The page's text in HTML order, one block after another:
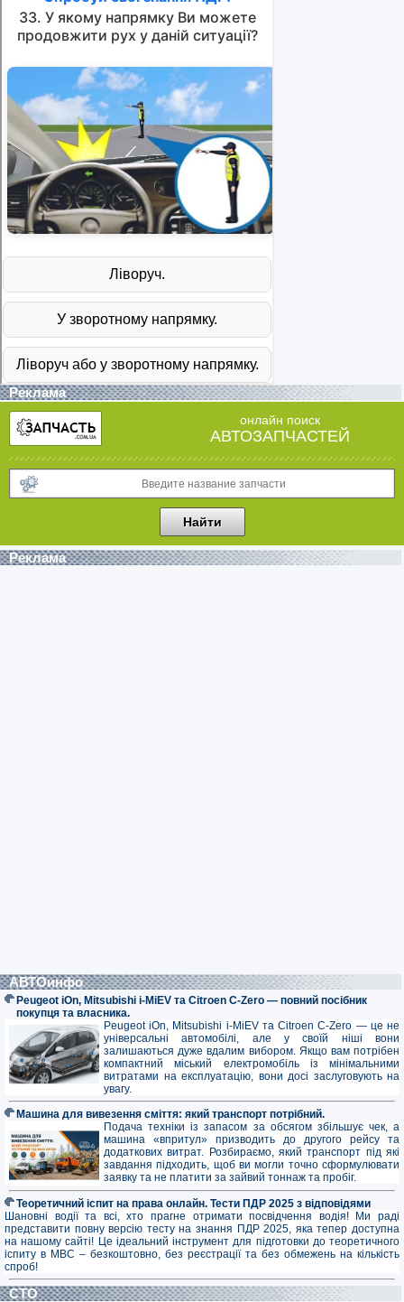
Реклама
онлайн поиск
АВТОЗАПЧАСТЕЙ
Реклама
АВТОинфо
Peugeot iOn, Mitsubishi i-MiEV та Citroen C-Zero — повний посібник
покупця та власника.
Peugeot iOn, Mitsubishi i-MiEV та Citroen C-Zero — це не
універсальні автомобілі, але у своїй ніші вони
залишаються дуже вдалим вибором. Якщо вам потрібен
компактний міський електромобіль із мінімальними
витратами на експлуатацію, вони досі заслуговують на
увагу.
Машина для вивезення сміття: який транспорт потрібний.
Подача техніки із запасом за обсягом збільшує чек, а
машина «впритул» призводить до другого рейсу та
додаткових витрат. Розбираємо, який транспорт під які
завдання підходить, щоб ви могли точно сформулювати
заявку та не платити за зайвий тоннаж та пробіг.
Теоретичний іспит на права онлайн. Тести ПДР 2025 з відповідями
Шановні водії та всі, хто прагне отримати посвідчення водія! Ми раді
представити повну версію тесту на знання ПДР 2025, яка тепер доступна
на нашому сайті! Це ідеальний інструмент для підготовки до теоретичного
іспиту в МВС – безкоштовно, без реєстрації та без обмежень на кількість
спроб!
СТО